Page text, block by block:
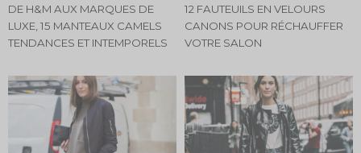
DE H&M AUX MARQUES DE
LUXE, 15 MANTEAUX CAMELS
TENDANCES ET INTEMPORELS
12 FAUTEUILS EN VELOURS
CANONS POUR RÉCHAUFFER
VOTRE SALON